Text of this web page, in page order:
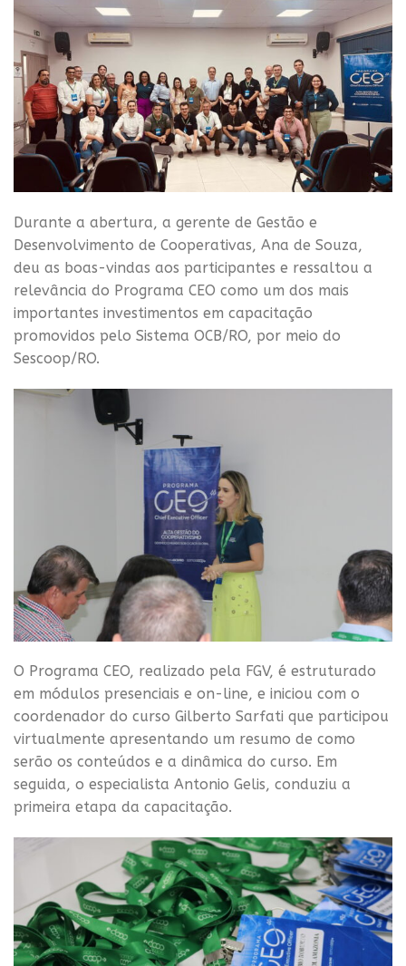
Durante a abertura, a gerente de Gestão e
Desenvolvimento de Cooperativas, Ana de Souza,
deu as boas-vindas aos participantes e ressaltou a
relevância do Programa CEO como um dos mais
importantes investimentos em capacitação
promovidos pelo Sistema OCB/RO, por meio do
Sescoop/RO.
O Programa CEO, realizado pela FGV, é estruturado
em módulos presenciais e on-line, e iniciou com o
coordenador do curso Gilberto Sarfati que participou
virtualmente apresentando um resumo de como
serão os conteúdos e a dinâmica do curso. Em
seguida, o especialista Antonio Gelis, conduziu a
primeira etapa da capacitação.